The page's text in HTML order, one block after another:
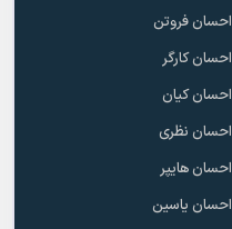
احسان فروتن
احسان کارگر
احسان کیان
احسان نظری
احسان هایپر
احسان یاسین